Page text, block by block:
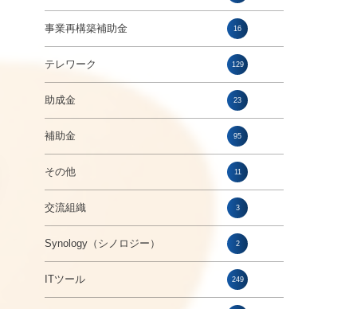
事業再構築補助金 16
テレワーク 129
助成金 23
補助金 95
その他 11
交流組織 3
Synology（シノロジー） 2
ITツール 249